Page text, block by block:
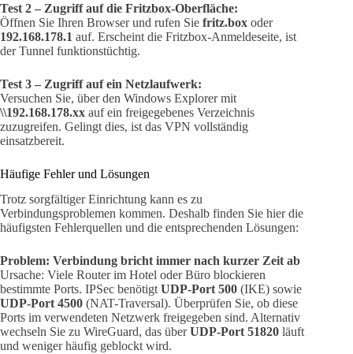
Test 2 – Zugriff auf die Fritzbox-Oberfläche:
Öffnen Sie Ihren Browser und rufen Sie fritz.box oder
192.168.178.1 auf. Erscheint die Fritzbox-Anmeldeseite, ist
der Tunnel funktionstüchtig.
Test 3 – Zugriff auf ein Netzlaufwerk:
Versuchen Sie, über den Windows Explorer mit
\\192.168.178.xx auf ein freigegebenes Verzeichnis
zuzugreifen. Gelingt dies, ist das VPN vollständig
einsatzbereit.
Häufige Fehler und Lösungen
Trotz sorgfältiger Einrichtung kann es zu
Verbindungsproblemen kommen. Deshalb finden Sie hier die
häufigsten Fehlerquellen und die entsprechenden Lösungen:
Problem: Verbindung bricht immer nach kurzer Zeit ab
Ursache: Viele Router im Hotel oder Büro blockieren
bestimmte Ports. IPSec benötigtUDP-Port 500 (IKE) sowie
UDP-Port 4500 (NAT-Traversal). Überprüfen Sie, ob diese
Ports im verwendeten Netzwerk freigegeben sind. Alternativ
wechseln Sie zu WireGuard, das überUDP-Port 51820 läuft
und weniger häufig geblockt wird.